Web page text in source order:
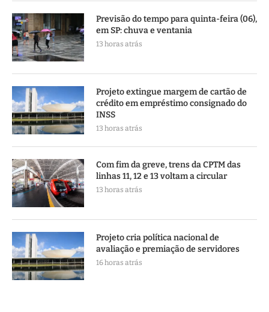
Previsão do tempo para quinta-feira (06),
em SP: chuva e ventania
13 horas atrás
Projeto extingue margem de cartão de
crédito em empréstimo consignado do
INSS
13 horas atrás
Com fim da greve, trens da CPTM das
linhas 11, 12 e 13 voltam a circular
13 horas atrás
Projeto cria política nacional de
avaliação e premiação de servidores
16 horas atrás